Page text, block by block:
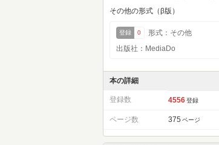
その他の形式（β版）
登録 0
形式：その他
出版社：MediaDo
本の詳細
登録数 4556 登録
ページ数 375 ページ